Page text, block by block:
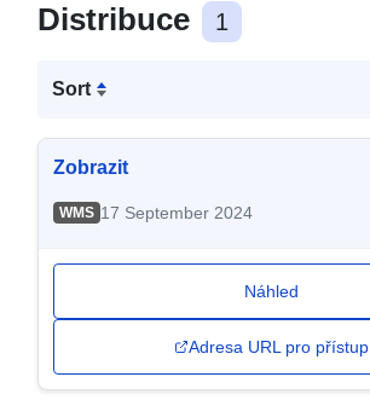
Distribuce 1
Sort
Zobrazit
WMS 17 September 2024
Náhled
Adresa URL pro přístup